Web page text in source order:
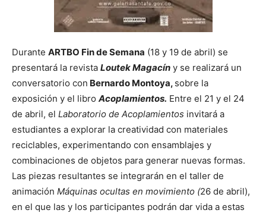
Durante ARTBO Fin de Semana (18 y 19 de abril) se
presentará la revista Loutek Magacín y se realizará un
conversatorio con Bernardo Montoya, sobre la
exposición y el libro Acoplamientos. Entre el 21 y el 24
de abril, el Laboratorio de Acoplamientos invitará a
estudiantes a explorar la creatividad con materiales
reciclables, experimentando con ensamblajes y
combinaciones de objetos para generar nuevas formas.
Las piezas resultantes se integrarán en el taller de
animación Máquinas ocultas en movimiento (26 de abril),
en el que las y los participantes podrán dar vida a estas